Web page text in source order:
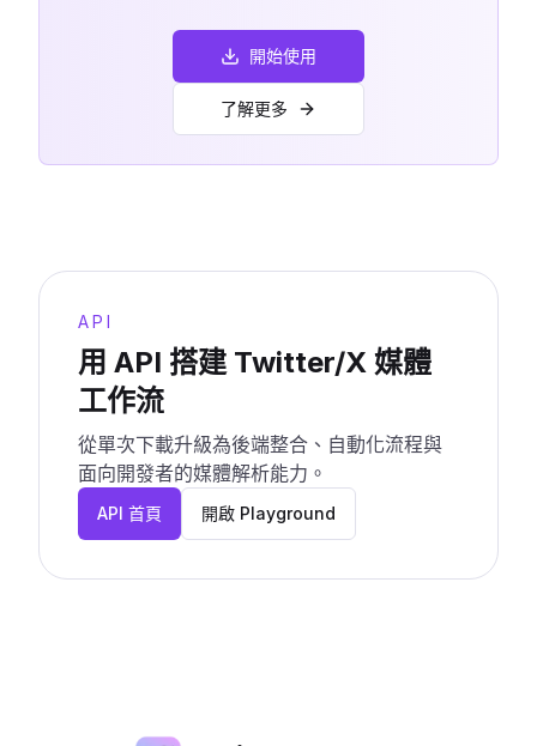
開始使用
了解更多
API
用 API 搭建 Twitter/X 媒體
工作流
從單次下載升級為後端整合、自動化流程與
面向開發者的媒體解析能力。
API 首頁 開啟 Playground